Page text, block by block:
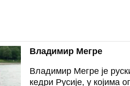
Владимир Мегре
Владимир Мегре је
кедри Русије, у којима